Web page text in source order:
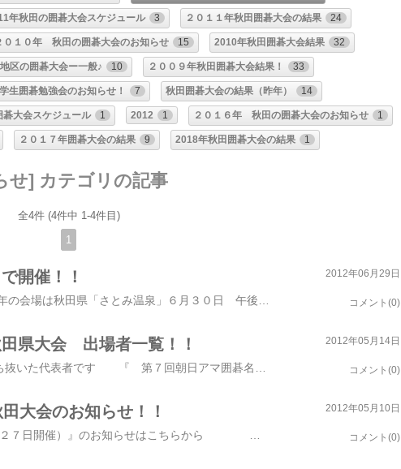
年秋田の囲碁大会スケジュール 3 ２０１１年秋田囲碁大会の結果 24
０１０年 秋田の囲碁大会のお知らせ 15 2010年秋田囲碁大会結果 32
区の囲碁大会ー一般♪ 10 ２００９年秋田囲碁大会結果！ 33
学生囲碁勉強会のお知らせ！ 7 秋田囲碁大会の結果（昨年） 14
碁大会スケジュール 1 2012 1 ２０１６年 秋田の囲碁大会のお知らせ 1
２０１７年囲碁大会の結果 9 2018年秋田囲碁大会の結果 1
せ] カテゴリの記事
全4件 (4件中 1-4件目)
1
開催！！ 2012年06月29日
コメント(0)
県大会 出場者一覧！！ 2012年05月14日
コメント(0)
大会のお知らせ！！ 2012年05月10日
コメント(0)